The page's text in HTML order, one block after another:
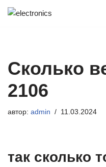
Сколько
2106
автор: admin 11.03.2024
так сколько